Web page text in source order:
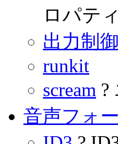
ロパテ
出力制御
runkit
scream ?
音声フォ